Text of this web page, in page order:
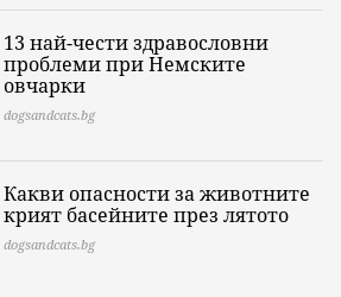
13 най-чести здравословни
проблеми при Немските
овчарки
dogsandcats.bg
Какви опасности за животните
крият басейните през лятото
dogsandcats.bg